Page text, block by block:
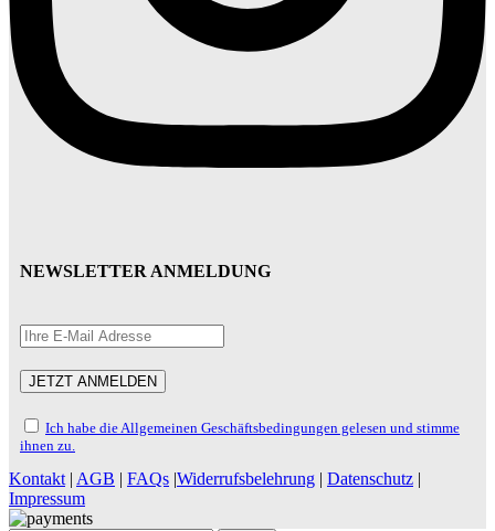
NEWSLETTER ANMELDUNG
Ich habe die Allgemeinen Geschäftsbedingungen gelesen und stimme
ihnen zu.
Kontakt| AGB | FAQs |Widerrufsbelehrung | Datenschutz |
Impressum